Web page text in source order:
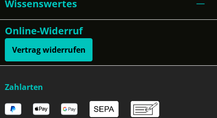
Wissenswertes
Online-Widerruf
Vertrag widerrufen
Zahlarten